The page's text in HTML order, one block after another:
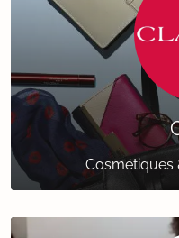
Cosmétiques